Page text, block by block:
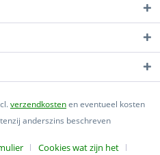
verzendkostenen eventueel kosten
anderszins beschreven
Cookies wat zijn het